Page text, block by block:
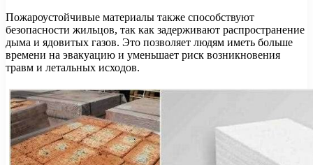
Пожароустойчивые материалы также способствуют
безопасности жильцов, так как задерживают распространение
дыма и ядовитых газов. Это позволяет людям иметь больше
времени на эвакуацию и уменьшает риск возникновения
травм и летальных исходов.